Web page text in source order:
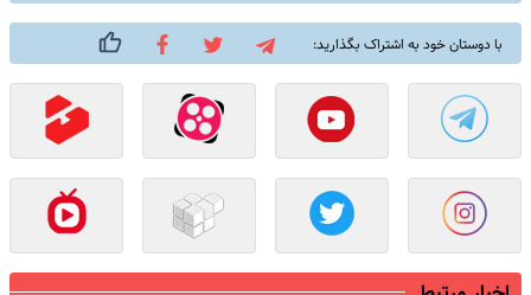
با دوستان خود به اشتراک بگذارید: